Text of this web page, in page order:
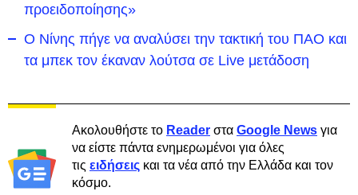
προειδοποίησης»
Ο Νίνης πήγε να αναλύσει την τακτική του ΠΑΟ και
τα μπεκ τον έκαναν λούτσα σε Live μετάδοση
Ακολουθήστε το Reader στα Google News για
να είστε πάντα ενημερωμένοι για όλες
τις ειδήσεις και τα νέα από την Ελλάδα και τον
κόσμο.